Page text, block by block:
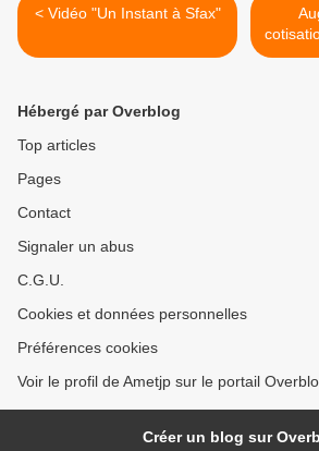
< Vidéo "Un Instant à Sfax"
Hébergé par Overblog
Top articles
Pages
Contact
Signaler un abus
C.G.U.
Cookies et données personnelles
Préférences cookies
Voir le profil de Ametjp sur le portail
Créer un blog sur